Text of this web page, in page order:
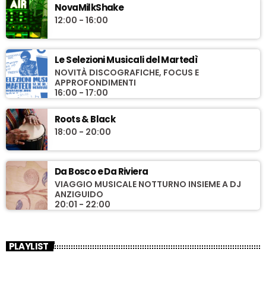
NovaMilkShake
12:00 - 16:00
Le Selezioni Musicali del Martedì
NOVITÀ DISCOGRAFICHE, FOCUS E
APPROFONDIMENTI
16:00 - 17:00
Roots & Black
18:00 - 20:00
Da Bosco e Da Riviera
VIAGGIO MUSICALE NOTTURNO INSIEME A DJ
ANZIGUIDO
20:01 - 22:00
PLAYLIST